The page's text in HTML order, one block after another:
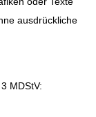
ausdrückliche
MDStV: